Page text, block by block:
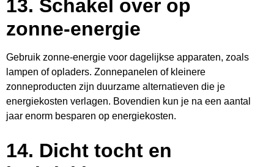
13. Schakel over op
zonne-energie
Gebruik zonne-energie voor dagelijkse apparaten, zoals
lampen of opladers. Zonnepanelen of kleinere
zonneproducten zijn duurzame alternatieven die je
energiekosten verlagen. Bovendien kun je na een aantal
jaar enorm besparen op energiekosten.
14. Dicht tocht en